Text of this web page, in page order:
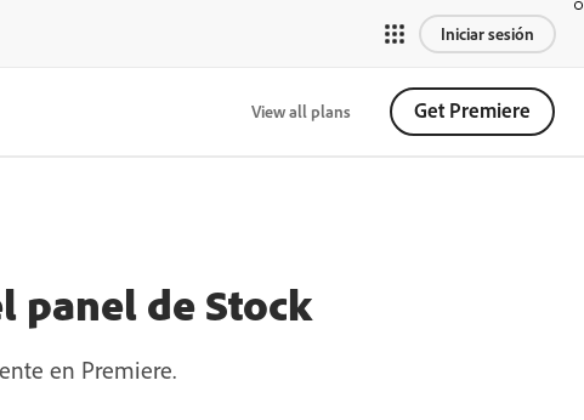
Iniciar sesión
View all plans Get Premiere
panel de Stock
en Premiere.